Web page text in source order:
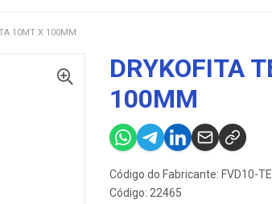
10MT X 100MM
DRYKOFITA
100MM
Código do Fabricante: FVD10-
Código: 22465